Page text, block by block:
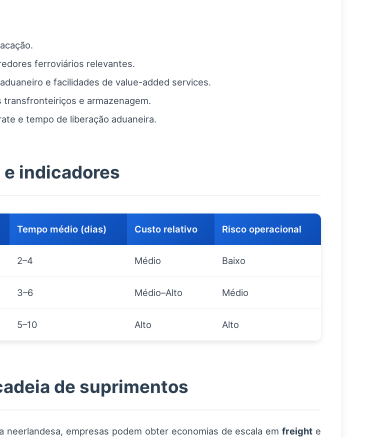
ferroviários relevantes.
e facilidades de value-added services.
e armazenagem.
e tempo de liberação aduaneira.
indicadores
Tempo médio (dias) Custo relativo Risco operacional
2–4 Médio Baixo
3–6 Médio–Alto Médio
5–10 Alto Alto
de suprimentos
empresas podem obter economias de escala emfreight e